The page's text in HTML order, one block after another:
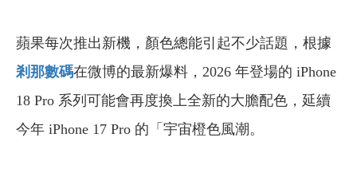
蘋果每次推出新機，顏色總能引起不少話題，根據
剎那數碼在微博的最新爆料，2026 年登場的 iPhone
18 Pro 系列可能會再度換上全新的大膽配色，延續
今年 iPhone 17 Pro 的「宇宙橙色風潮。